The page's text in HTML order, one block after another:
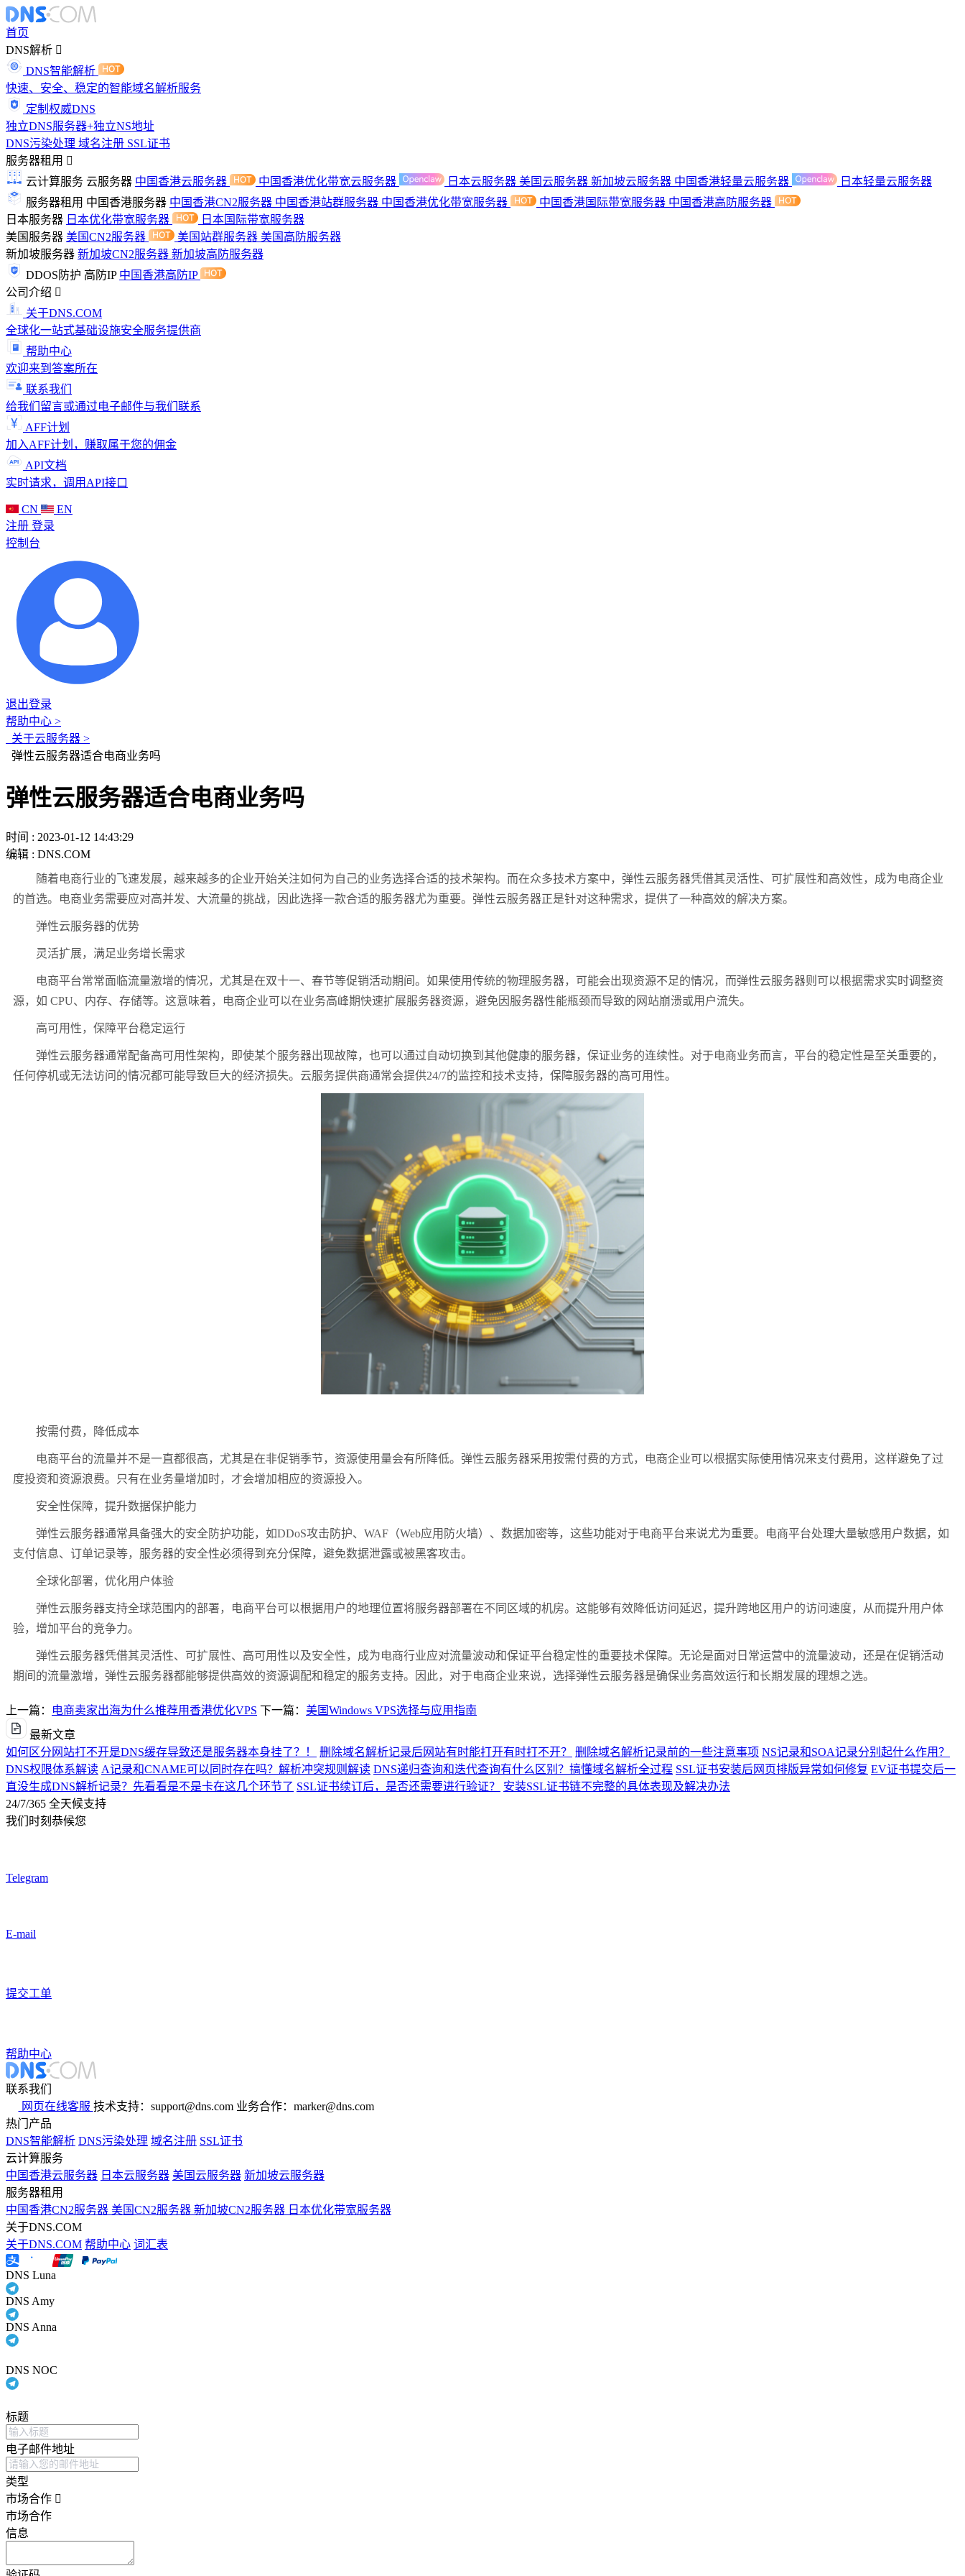
首页
DNS解析
DNS智能解析
快速、安全、稳定的智能域名解析服务
定制权威DNS
独立DNS服务器+独立NS地址
DNS污染处理 域名注册 SSL证书
服务器租用
云计算服务 云服务器 中国香港云服务器 中国香港优化带宽云服务器 日本云服务器 美国云服务器 新加坡云服务器 中国香港轻量云服务器
日本轻量云服务器
服务器租用 中国香港服务器 中国香港CN2服务器 中国香港站群服务器 中国香港优化带宽服务器 中国香港国际带宽服务器 中国香港高防服务器
日本服务器 日本优化带宽服务器
日本国际带宽服务器
美国服务器 美国CN2服务器 美国站群服务器 美国高防服务器
新加坡服务器 新加坡CN2服务器 新加坡高防服务器
DDOS防护 高防IP 中国香港高防IP
公司介绍
关于DNS.COM
全球化一站式基础设施安全服务提供商
帮助中心
欢迎来到答案所在
联系我们
给我们留言或通过电子邮件与我们联系
AFF计划
加入AFF计划，赚取属于您的佣金
API文档
实时请求，调用API接口
CN
EN
注册 登录
控制台
退出登录
帮助中心 >
关于云服务器 >
弹性云服务器适合电商业务吗
弹性云服务器适合电商业务吗
时间 : 2023-01-12 14:43:29
编辑 : DNS.COM
随着电商行业的飞速发展，越来越多的企业开始关注如何为自己的业务选择合适的技术架构。而在众多技术方案中，弹性云服务器凭借其灵活性、可扩展性和高效性，成为电商企业
的首选。电商业务需要应对高并发、大流量的挑战，因此选择一款合适的服务器尤为重要。弹性云服务器正是针对这种需求，提供了一种高效的解决方案。
弹性云服务器的优势
灵活扩展，满足业务增长需求
电商平台常常面临流量激增的情况，尤其是在双十一、春节等促销活动期间。如果使用传统的物理服务器，可能会出现资源不足的情况，而弹性云服务器则可以根据需求实时调整资
源，如 CPU、内存、存储等。这意味着，电商企业可以在业务高峰期快速扩展服务器资源，避免因服务器性能瓶颈而导致的网站崩溃或用户流失。
高可用性，保障平台稳定运行
弹性云服务器通常配备高可用性架构，即使某个服务器出现故障，也可以通过自动切换到其他健康的服务器，保证业务的连续性。对于电商业务而言，平台的稳定性是至关重要的，
任何停机或无法访问的情况都可能导致巨大的经济损失。云服务提供商通常会提供24/7的监控和技术支持，保障服务器的高可用性。
按需付费，降低成本
电商平台的流量并不是一直都很高，尤其是在非促销季节，资源使用量会有所降低。弹性云服务器采用按需付费的方式，电商企业可以根据实际使用情况来支付费用，这样避免了过
度投资和资源浪费。只有在业务量增加时，才会增加相应的资源投入。
安全性保障，提升数据保护能力
弹性云服务器通常具备强大的安全防护功能，如DDoS攻击防护、WAF（Web应用防火墙）、数据加密等，这些功能对于电商平台来说尤为重要。电商平台处理大量敏感用户数据，如
支付信息、订单记录等，服务器的安全性必须得到充分保障，避免数据泄露或被黑客攻击。
全球化部署，优化用户体验
弹性云服务器支持全球范围内的部署，电商平台可以根据用户的地理位置将服务器部署在不同区域的机房。这能够有效降低访问延迟，提升跨地区用户的访问速度，从而提升用户体
验，增加平台的竞争力。
弹性云服务器凭借其灵活性、可扩展性、高可用性以及安全性，成为电商行业应对流量波动和保证平台稳定性的重要技术保障。无论是面对日常运营中的流量波动，还是在促销活动
期间的流量激增，弹性云服务器都能够提供高效的资源调配和稳定的服务支持。因此，对于电商企业来说，选择弹性云服务器是确保业务高效运行和长期发展的理想之选。
上一篇： 电商卖家出海为什么推荐用香港优化VPS 下一篇： 美国Windows VPS选择与应用指南
最新文章
如何区分网站打不开是DNS缓存导致还是服务器本身挂了？！
删除域名解析记录后网站有时能打开有时打不开？ 删除域名解析记录前的一些注意事项 NS记录和SOA记录分别起什么作用？
DNS权限体系解读 A记录和CNAME可以同时存在吗？解析冲突规则解读 DNS递归查询和迭代查询有什么区别？搞懂域名解析全过程 SSL证书安装后网页排版异常如何修复 EV证书提交后一
直没生成DNS解析记录？先看看是不是卡在这几个环节了 SSL证书续订后，是否还需要进行验证？
安装SSL证书链不完整的具体表现及解决办法
24/7/365 全天候支持
我们时刻恭候您
Telegram
E-mail
提交工单
帮助中心
联系我们
网页在线客服 技术支持：support@dns.com 业务合作：marker@dns.com
热门产品
DNS智能解析 DNS污染处理 域名注册 SSL证书
云计算服务
中国香港云服务器 日本云服务器 美国云服务器 新加坡云服务器
服务器租用
中国香港CN2服务器 美国CN2服务器 新加坡CN2服务器 日本优化带宽服务器
关于DNS.COM
关于DNS.COM 帮助中心 词汇表
DNS Luna
DNS Amy
DNS Anna
DNS NOC
标题
电子邮件地址
类型
市场合作
市场合作
信息